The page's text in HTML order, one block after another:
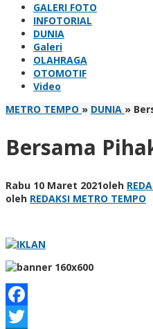
GALERI FOTO
INFOTORIAL
DUNIA
Galeri
OLAHRAGA
OTOMOTIF
Video
METRO TEMPO » DUNIA »
Bersama
Rabu 10 Maret 2021oleh
oleh REDAKSI METRO TEMPO
Facebook